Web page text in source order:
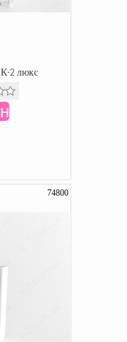
К-2 люкс
74800